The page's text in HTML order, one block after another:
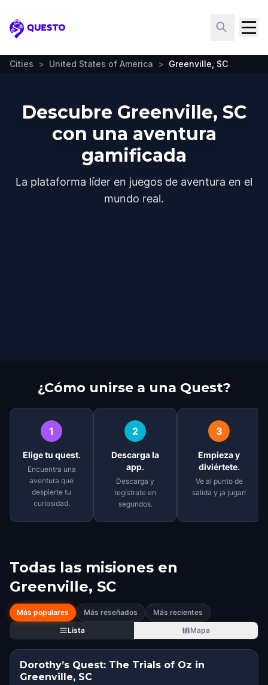
Questo
Cities > United States of America > Greenville, SC
Descubre Greenville, SC
con una aventura
gamificada
La plataforma líder en juegos de aventura en el
mundo real.
¿Cómo unirse a una Quest?
1
Elige tu quest.
Encuentra una
aventura que
despierte tu
curiosidad.
2
Descarga la
app.
Descarga y
regístrate en
segundos.
3
Empieza y
diviértete.
Ve al punto de
salida y ¡a jugar!
Todas las misiones en
Greenville, SC
Más populares Más reseñados
Más recientes
Lista
Mapa
Dorothy’s Quest: The Trials of Oz in
Greenville, SC